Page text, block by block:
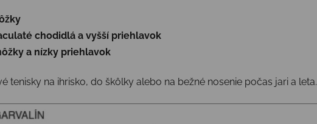
chodidlá a vyšší priehlavok
a nízky priehlavok
tenisky na ihrisko, do škôlky alebo na bežné nosenie počas jari a leta.